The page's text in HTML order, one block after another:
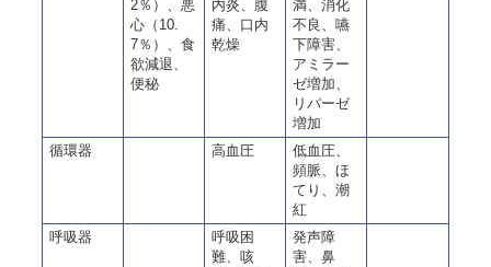
2％）、悪
心（10.
7％）、食
欲減退、
便秘
内炎、腹
痛、口内
乾燥
満、消化
不良、嚥
下障害、
アミラー
ゼ増加、
リパーゼ
増加
循環器
高血圧
低血圧、
頻脈、ほ
てり、潮
紅
呼吸器
呼吸困
難、咳
発声障
害、鼻